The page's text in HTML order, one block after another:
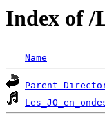
Index of /
Name
Parent